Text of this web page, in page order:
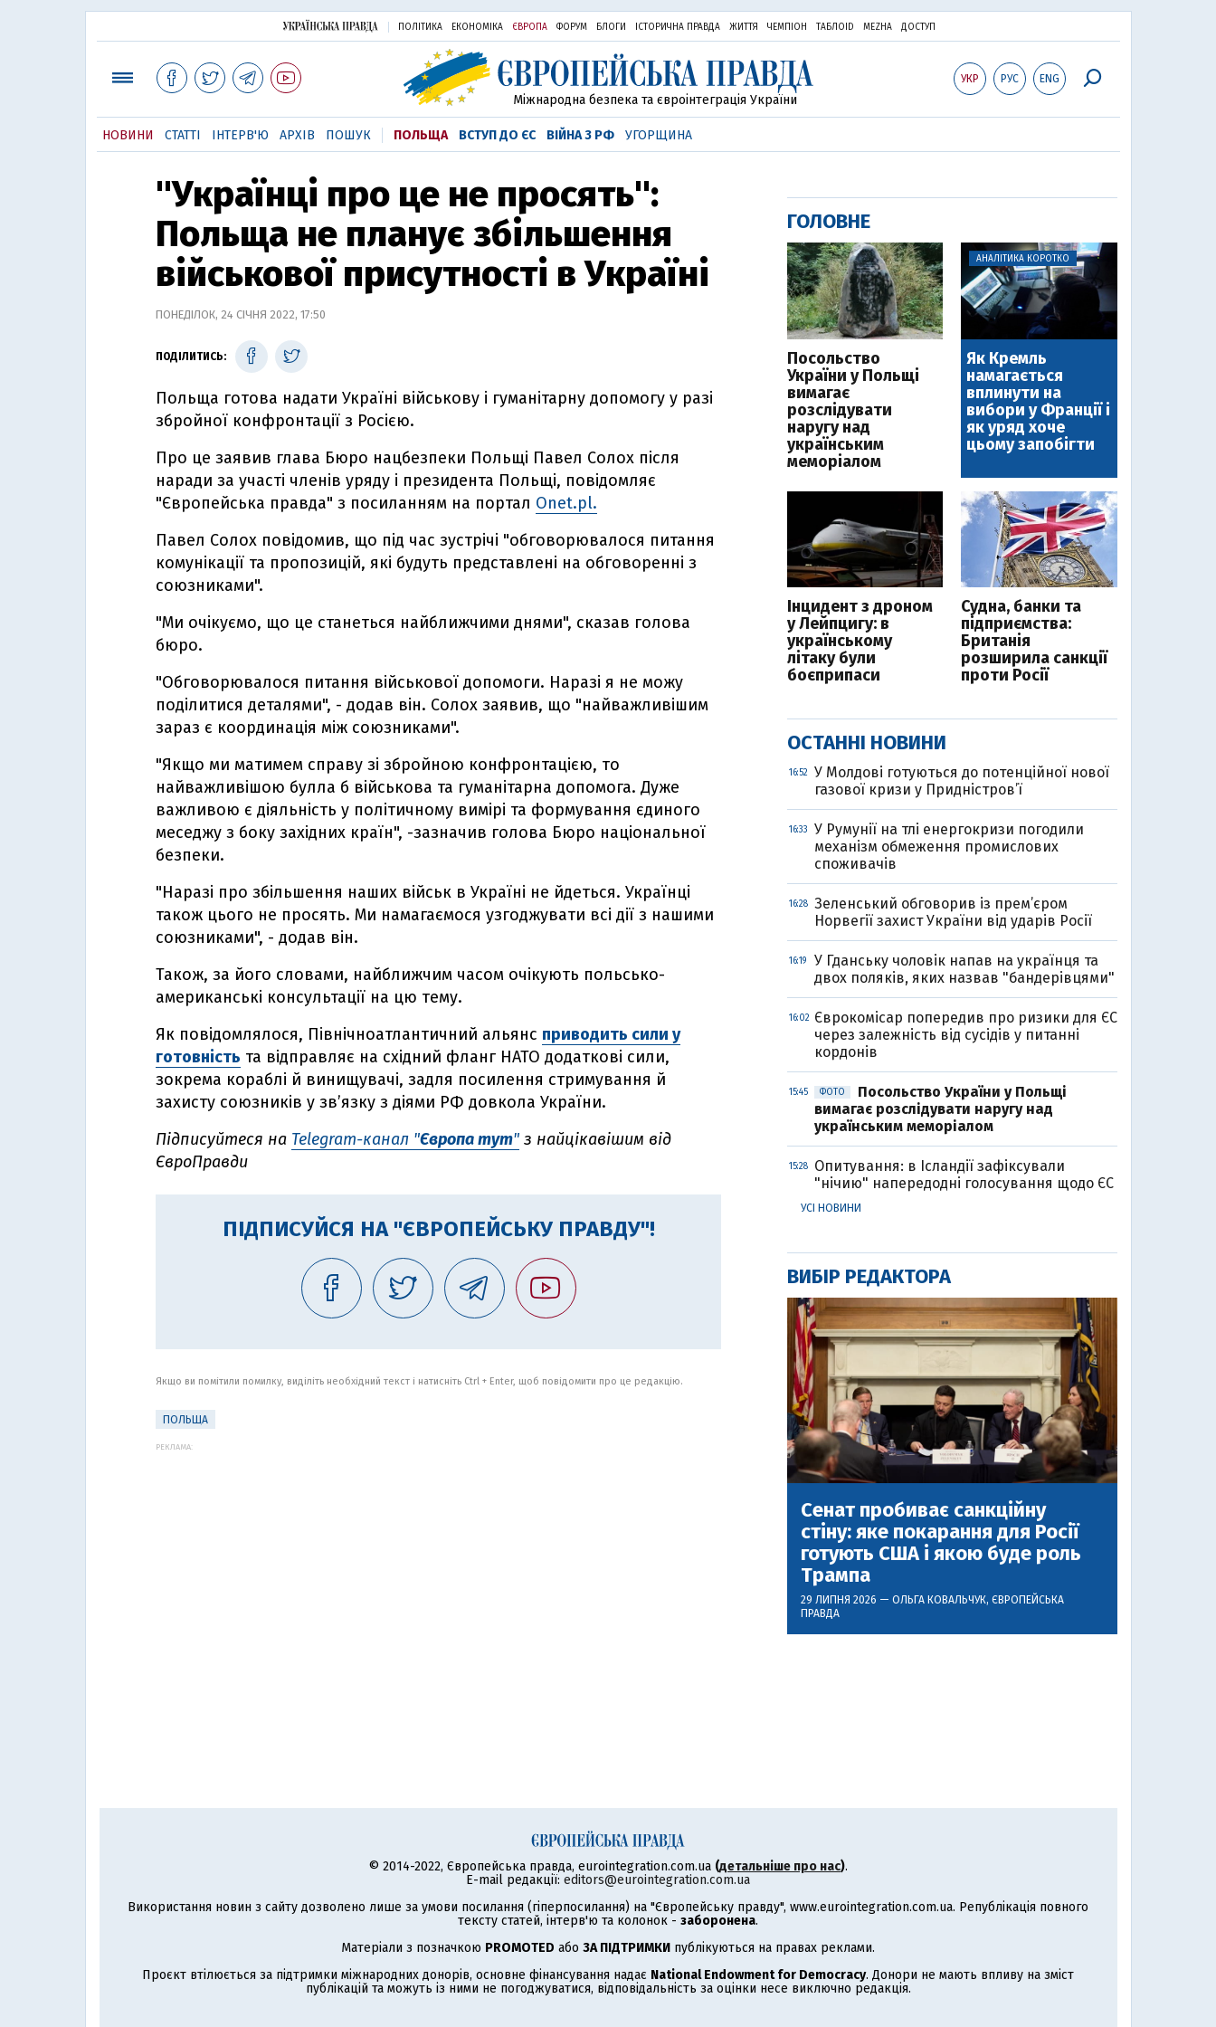
ПОЛІТИКА ЕКОНОМІКА ЄВРОПА ФОРУМ БЛОГИ ІСТОРИЧНА ПРАВДА ЖИТТЯ ЧЕМПІОН ТАБЛОID MEZHA ДОСТУП
УКР РУС ENG
Міжнародна безпека та євроінтеграція України
НОВИНИ СТАТТІ ІНТЕРВ'Ю АРХІВ ПОШУК ПОЛЬЩА ВСТУП ДО ЄС ВІЙНА З РФ УГОРЩИНА
"Українці про це не просять":
Польща не планує збільшення
військової присутності в Україні
ПОНЕДІЛОК, 24 СІЧНЯ 2022, 17:50
ПОДІЛИТИСЬ:
Польща готова надати Україні військову і гуманітарну допомогу у разі
збройної конфронтації з Росією.
Про це заявив глава Бюро нацбезпеки Польщі Павел Солох після
наради за участі членів уряду і президента Польщі, повідомляє
"Європейська правда" з посиланням на портал Onet.pl.
Павел Солох повідомив, що під час зустрічі "обговорювалося питання
комунікації та пропозицій, які будуть представлені на обговоренні з
союзниками".
"Ми очікуємо, що це станеться найближчими днями", сказав голова
бюро.
"Обговорювалося питання військової допомоги. Наразі я не можу
поділитися деталями", - додав він. Солох заявив, що "найважливішим
зараз є координація між союзниками".
"Якщо ми матимем справу зі збройною конфронтацією, то
найважливішою булла б військова та гуманітарна допомога. Дуже
важливою є діяльність у політичному вимірі та формування єдиного
меседжу з боку західних країн", -зазначив голова Бюро національної
безпеки.
"Наразі про збільшення наших військ в Україні не йдеться. Українці
також цього не просять. Ми намагаємося узгоджувати всі дії з нашими
союзниками", - додав він.
Також, за його словами, найближчим часом очікують польсько-
американські консультації на цю тему.
Як повідомлялося, Північноатлантичний альянс приводить сили у
готовність та відправляє на східний фланг НАТО додаткові сили,
зокрема кораблі й винищувачі, задля посилення стримування й
захисту союзників у зв’язку з діями РФ довкола України.
Підписуйтеся на Telegram-канал "Європа тут" з найцікавішим від
ЄвроПравди
ПІДПИСУЙСЯ НА "ЄВРОПЕЙСЬКУ ПРАВДУ"!
Якщо ви помітили помилку, виділіть необхідний текст і натисніть Ctrl + Enter, щоб повідомити про це редакцію.
ПОЛЬЩА
РЕКЛАМА:
ГОЛОВНЕ
Посольство
України у Польщі
вимагає
розслідувати
наругу над
українським
меморіалом
АНАЛІТИКА КОРОТКО
Як Кремль
намагається
вплинути на
вибори у Франції і
як уряд хоче
цьому запобігти
Інцидент з дроном
у Лейпцигу: в
українському
літаку були
боєприпаси
Судна, банки та
підприємства:
Британія
розширила санкції
проти Росії
ОСТАННІ НОВИНИ
16:52
У Молдові готуються до потенційної нової
газової кризи у Придністров’ї
16:33
У Румунії на тлі енергокризи погодили
механізм обмеження промислових
споживачів
16:28
Зеленський обговорив із прем’єром
Норвегії захист України від ударів Росії
16:19
У Гданську чоловік напав на українця та
двох поляків, яких назвав "бандерівцями"
16:02 Єврокомісар попередив про ризики для ЄС
через залежність від сусідів у питанні
кордонів
15:45 ФОТО
Посольство України у Польщі
вимагає розслідувати наругу над
українським меморіалом
15:28
Опитування: в Ісландії зафіксували
"нічию" напередодні голосування щодо ЄС
УСІ НОВИНИ
ВИБІР РЕДАКТОРА
Сенат пробиває санкційну
стіну: яке покарання для Росії
готують США і якою буде роль
Трампа
29 ЛИПНЯ 2026 — ОЛЬГА КОВАЛЬЧУК, ЄВРОПЕЙСЬКА
ПРАВДА
© 2014-2022, Європейська правда, eurointegration.com.ua (детальніше про нас).
E-mail редакції: editors@eurointegration.com.ua
Використання новин з сайту дозволено лише за умови посилання (гіперпосилання) на "Європейську правду", www.eurointegration.com.ua. Републікація повного
тексту статей, інтерв'ю та колонок - заборонена.
Матеріали з позначкою PROMOTED або ЗА ПІДТРИМКИ публікуються на правах реклами.
Проєкт втілюється за підтримки міжнародних донорів, основне фінансування надає National Endowment for Democracy. Донори не мають впливу на зміст
публікацій та можуть із ними не погоджуватися, відповідальність за оцінки несе виключно редакція.